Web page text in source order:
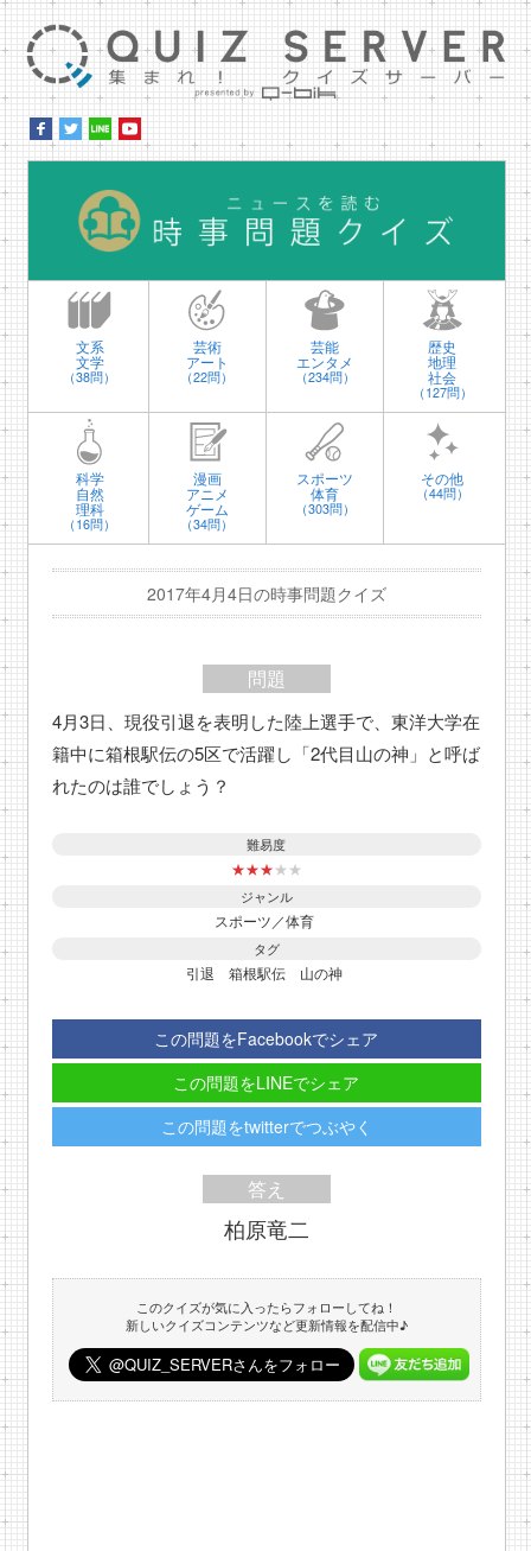
文系
文学
（38問）
芸術
アート
（22問）
芸能
エンタメ
（234問）
歴史
地理
社会
（127問）
科学
自然
理科
（16問）
漫画
アニメ
ゲーム
（34問）
スポーツ
体育
（303問）
その他
（44問）
2017年4月4日の時事問題クイズ
問題
4月3日、現役引退を表明した陸上選手で、東洋大学在
籍中に箱根駅伝の5区で活躍し「2代目山の神」と呼ば
れたのは誰でしょう？
難易度
★★★★ ★
ジャンル
スポーツ／体育
タグ
引退 箱根駅伝 山の神
この問題をFacebookでシェア
この問題をLINEでシェア
この問題をtwitterでつぶやく
答え
柏原竜二
このクイズが気に入ったらフォローしてね！
新しいクイズコンテンツなど更新情報を配信中♪